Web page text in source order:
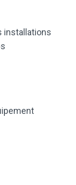
installations